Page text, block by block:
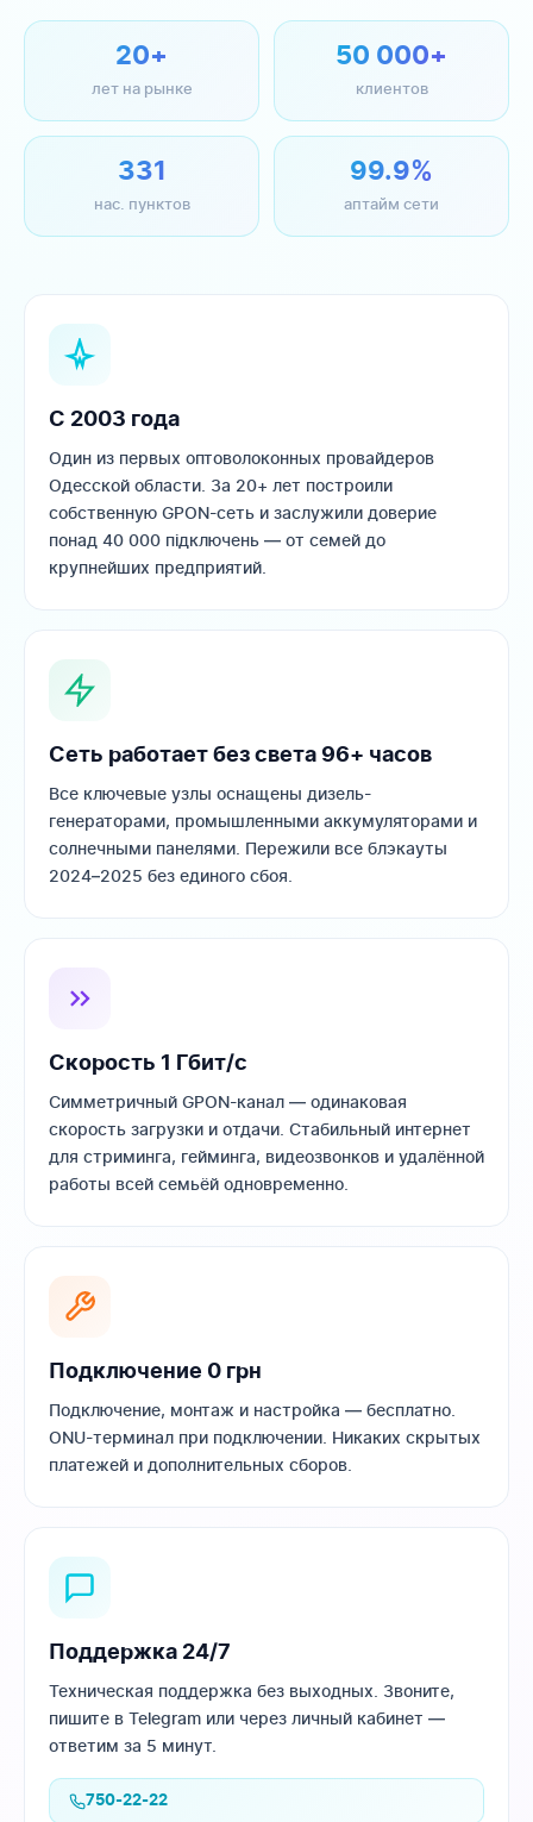
20+
лет на рынке
50 000+
клиентов
331
нас. пунктов
99.9%
аптайм сети
С 2003 года
Один из первых оптоволоконных провайдеров
Одесской области. За 20+ лет построили
собственную GPON-сеть и заслужили доверие
понад 40 000 підключень — от семей до
крупнейших предприятий.
Сеть работает без света 96+ часов
Все ключевые узлы оснащены дизель-
генераторами, промышленными аккумуляторами и
солнечными панелями. Пережили все блэкауты
2024–2025 без единого сбоя.
Скорость 1 Гбит/с
Симметричный GPON-канал — одинаковая
скорость загрузки и отдачи. Стабильный интернет
для стриминга, гейминга, видеозвонков и удалённой
работы всей семьёй одновременно.
Подключение 0 грн
Подключение, монтаж и настройка — бесплатно.
ONU-терминал при подключении. Никаких скрытых
платежей и дополнительных сборов.
Поддержка 24/7
Техническая поддержка без выходных. Звоните,
пишите в Telegram или через личный кабинет —
ответим за 5 минут.
750-22-22